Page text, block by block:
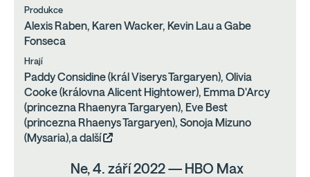
Produkce
Alexis Raben, Karen Wacker, Kevin Lau a Gabe
Fonseca
Hrají
Paddy Considine (král Viserys Targaryen), Olivia
Cooke (královna Alicent Hightower), Emma D'Arcy
(princezna Rhaenyra Targaryen), Eve Best
(princezna Rhaenys Targaryen), Sonoja Mizuno
(Mysaria),a další
Ne, 4. září 2022 — HBO Max